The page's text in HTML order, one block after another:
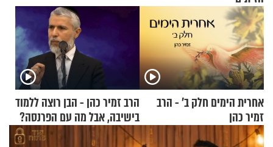
אחרית הימים חלק ב’ - הרב
זמיר כהן
הרב זמיר כהן - הבן רוצה ללמוד
בישיבה, אבל מה עם הפרנסה?